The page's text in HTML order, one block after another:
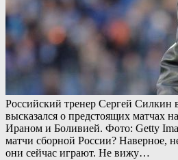
Российский тренер Сергей Силкин
высказался о предстоящих матчах
Ираном и Боливией. Фото: Getty
матчи сборной России? Наверное,
они сейчас играют. Не вижу…